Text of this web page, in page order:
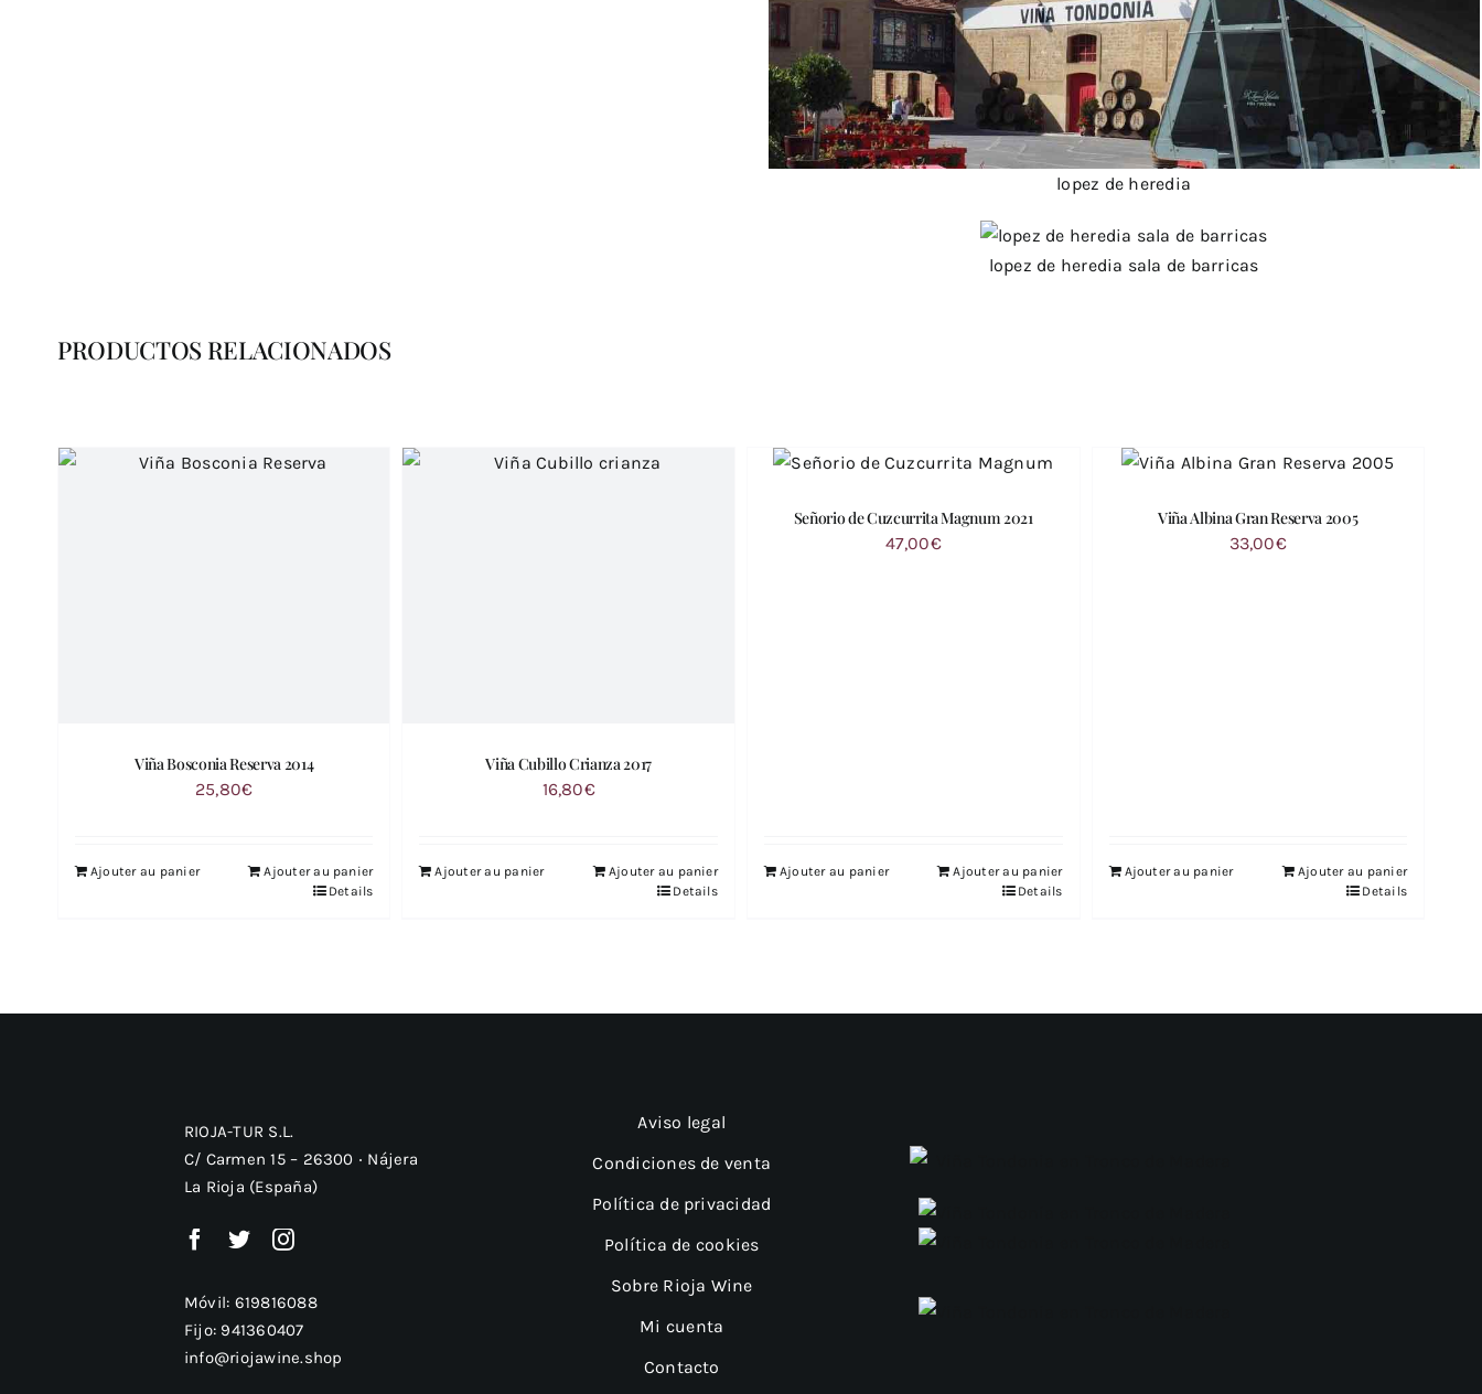
lopez de heredia
lopez de heredia sala de barricas
PRODUCTOS RELACIONADOS
Viña Bosconia Reserva 2014
25,80€
Ajouter au panier
Ajouter au panier
Details
Viña Cubillo Crianza 2017
16,80€
Ajouter au panier
Ajouter au panier
Details
Señorio de Cuzcurrita Magnum 2021
47,00€
Ajouter au panier
Ajouter au panier
Details
Viña Albina Gran Reserva 2005
33,00€
Ajouter au panier
Ajouter au panier
Details
RIOJA-TUR S.L.
C/ Carmen 15 – 26300 ‧ Nájera
La Rioja (España)
Móvil: 619816088
Fijo: 941360407
info@riojawine.shop
Aviso legal
Condiciones de venta
Política de privacidad
Política de cookies
Sobre Rioja Wine
Mi cuenta
Contacto